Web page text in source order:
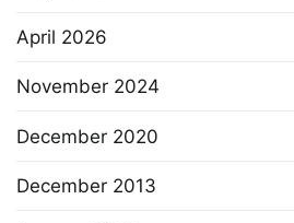
April 2026
November 2024
December 2020
December 2013